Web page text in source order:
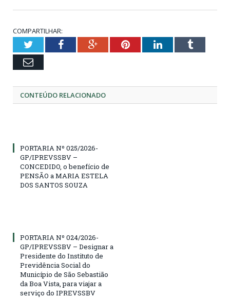
COMPARTILHAR:
TwitterFacebookGoogle+PinterestLinkedInTumblr
Email
CONTEÚDO RELACIONADO
PORTARIA Nº 025/2026-
GP/IPREVSSBV –
CONCEDIDO, o benefício de
PENSÃO a MARIA ESTELA
DOS SANTOS SOUZA
PORTARIA Nº 024/2026-
GP/IPREVSSBV – Designar a
Presidente do Instituto de
Previdência Social do
Município de São Sebastião
da Boa Vista, para viajar a
serviço do IPREVSSBV